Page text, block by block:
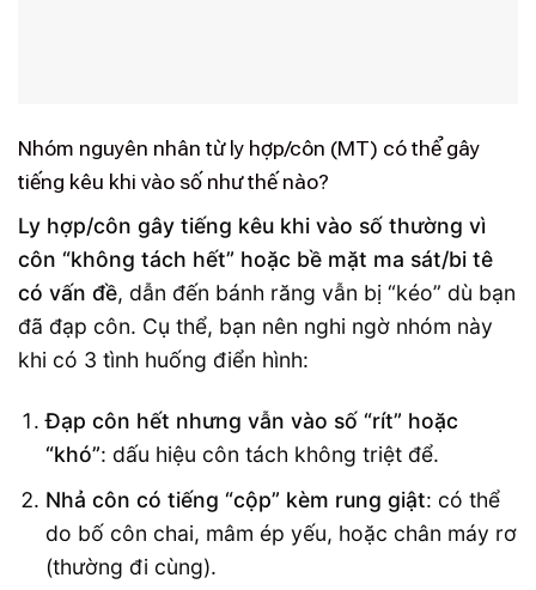
Nhóm nguyên nhân từ ly hợp/côn (MT) có thể gây
tiếng kêu khi vào số như thế nào?
Ly hợp/côn gây tiếng kêu khi vào số thường vì
côn “không tách hết” hoặc bề mặt ma sát/bi tê
có vấn đề, dẫn đến bánh răng vẫn bị “kéo” dù bạn
đã đạp côn. Cụ thể, bạn nên nghi ngờ nhóm này
khi có 3 tình huống điển hình:
Đạp côn hết nhưng vẫn vào số “rít” hoặc
“khó”: dấu hiệu côn tách không triệt để.
Nhả côn có tiếng “cộp” kèm rung giật: có thể
do bố côn chai, mâm ép yếu, hoặc chân máy rơ
(thường đi cùng).